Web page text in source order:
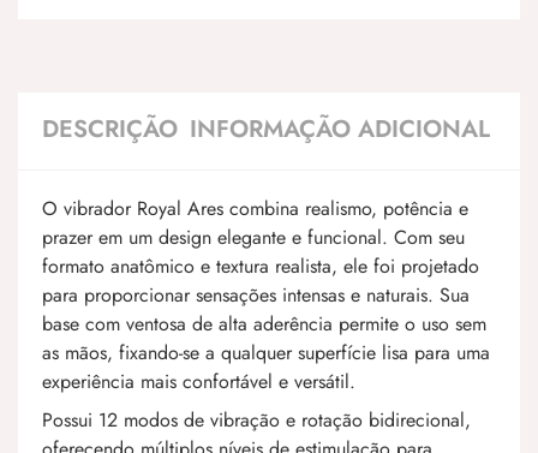
DESCRIÇÃO INFORMAÇÃO ADICIONAL
O vibrador Royal Ares combina realismo, potência e
prazer em um design elegante e funcional. Com seu
formato anatômico e textura realista, ele foi projetado
para proporcionar sensações intensas e naturais. Sua
base com ventosa de alta aderência permite o uso sem
as mãos, fixando-se a qualquer superfície lisa para uma
experiência mais confortável e versátil.
Possui 12 modos de vibração e rotação bidirecional,